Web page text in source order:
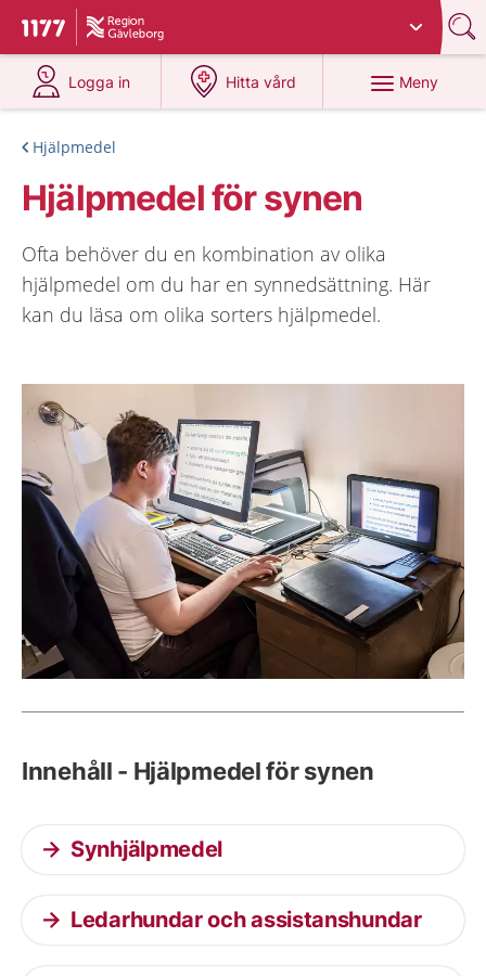
Till startsidan för 1177
Du har valt region
Logga in
på 1177.se
Hitta vård
på 1177.se
Meny
Hjälpmedel
Hjälpmedel för synen
Ofta behöver du en kombination av olika
hjälpmedel om du har en synnedsättning. Här
kan du läsa om olika sorters hjälpmedel.
Innehåll - Hjälpmedel för synen
Synhjälpmedel
Ledarhundar och assistanshundar